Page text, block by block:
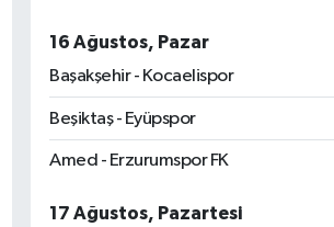
16 Ağustos, Pazar
Başakşehir - Kocaelispor
Beşiktaş - Eyüpspor
Amed - Erzurumspor FK
17 Ağustos, Pazartesi